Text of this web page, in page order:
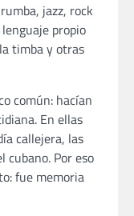
jazz, rock
propio
timba y otras
común: hacían
En ellas
callejera, las
cubano. Por eso
fue memoria